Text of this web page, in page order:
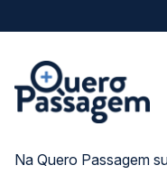
Na Quero Passagem